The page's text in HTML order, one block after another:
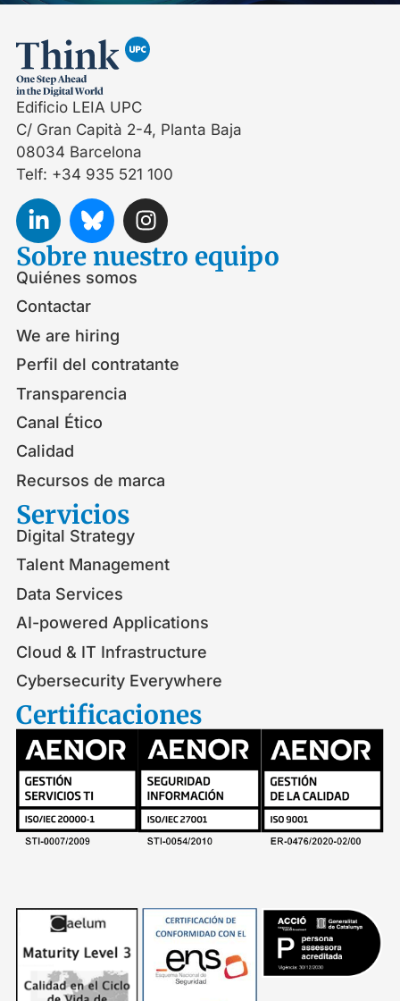
Edificio LEIA UPC
C/ Gran Capità 2-4, Planta Baja
08034 Barcelona
Telf: +34 935 521 100
Sobre nuestro equipo
Quiénes somos
Contactar
We are hiring
Perfil del contratante
Transparencia
Canal Ético
Calidad
Recursos de marca
Servicios
Digital Strategy
Talent Management
Data Services
AI-powered Applications
Cloud & IT Infrastructure
Cybersecurity Everywhere
Certificaciones